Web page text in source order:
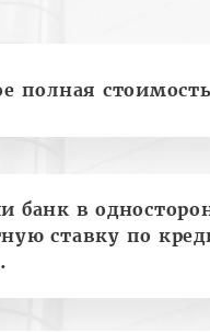
полная
банк в
ставку по